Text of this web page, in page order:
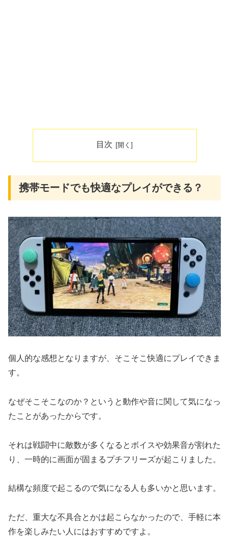
目次
携帯モードでも快適なプレイができる？
個人的な感想となりますが、そこそこ快適にプレイできま
す。
なぜそこそこなのか？というと動作や音に関して気になっ
たことがあったからです。
それは戦闘中に敵数が多くなるとボイスや効果音が割れた
り、一時的に画面が固まるプチフリーズが起こりました。
結構な頻度で起こるので気になる人も多いかと思います。
ただ、重大な不具合とかは起こらなかったので、手軽に本
作を楽しみたい人にはおすすめですよ。